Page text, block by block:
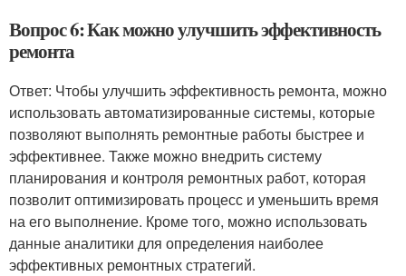
Вопрос 6: Как можно улучшить эффективность
ремонта
Ответ: Чтобы улучшить эффективность ремонта, можно
использовать автоматизированные системы, которые
позволяют выполнять ремонтные работы быстрее и
эффективнее. Также можно внедрить систему
планирования и контроля ремонтных работ, которая
позволит оптимизировать процесс и уменьшить время
на его выполнение. Кроме того, можно использовать
данные аналитики для определения наиболее
эффективных ремонтных стратегий.